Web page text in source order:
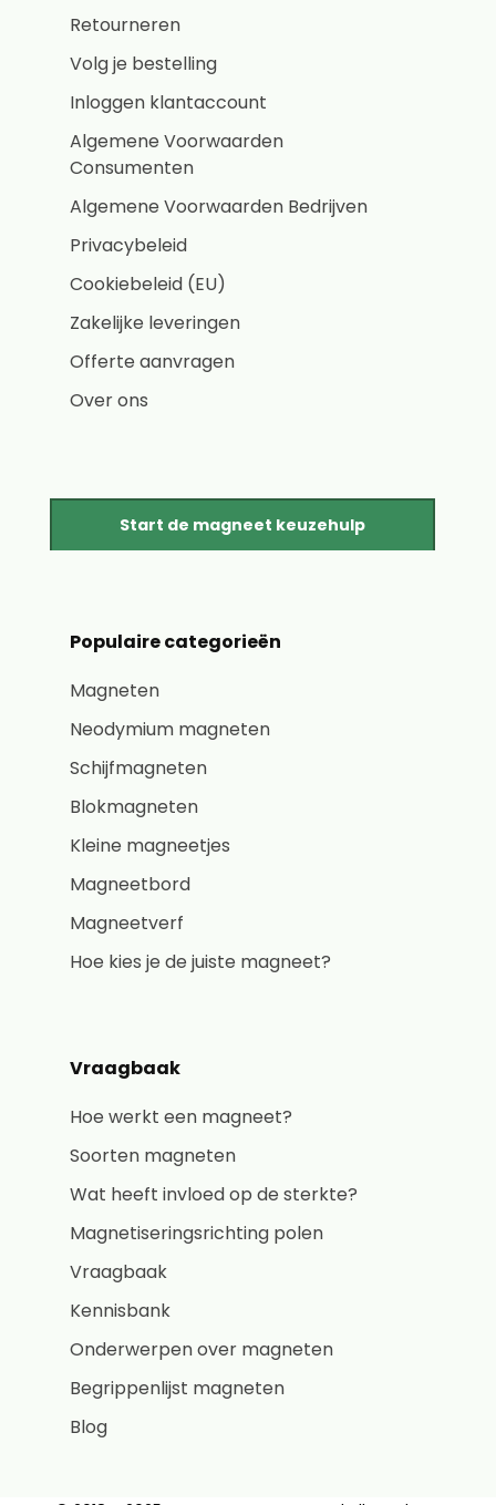
Retourneren
Volg je bestelling
Inloggen klantaccount
Algemene Voorwaarden
Consumenten
Algemene Voorwaarden Bedrijven
Privacybeleid
Cookiebeleid (EU)
Zakelijke leveringen
Offerte aanvragen
Over ons
Start de magneet keuzehulp
Populaire categorieën
Magneten
Neodymium magneten
Schijfmagneten
Blokmagneten
Kleine magneetjes
Magneetbord
Magneetverf
Hoe kies je de juiste magneet?
Vraagbaak
Hoe werkt een magneet?
Soorten magneten
Wat heeft invloed op de sterkte?
Magnetiseringsrichting polen
Vraagbaak
Kennisbank
Onderwerpen over magneten
Begrippenlijst magneten
Blog